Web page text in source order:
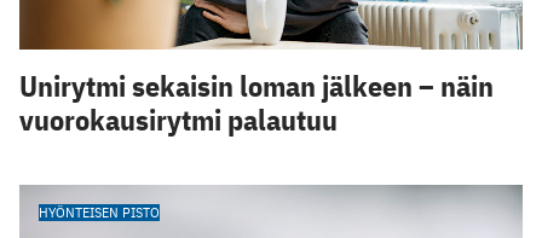
Unirytmi sekaisin loman jälkeen – näin
vuorokausirytmi palautuu
HYÖNTEISEN PISTO